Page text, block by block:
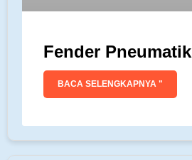
Fender Pneumatik
BACA SELENGKAPNYA "